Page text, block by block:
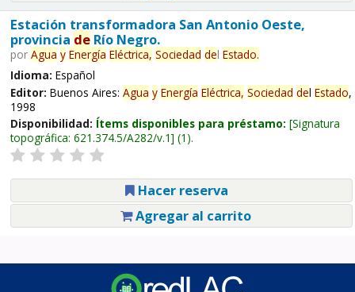
Estación transformadora San Antonio Oeste,
provincia deRío Negro.
por Agua y Energía Eléctrica, Sociedad del Estado.
Idioma: Español
Editor: Buenos Aires: Agua y Energía Eléctrica, Sociedad del Estado,
1998
Disponibilidad: Ítems disponibles para préstamo: Signatura
topográfica: 621.374.5/A282/v.1 (1).
Hacer reserva
Agregar al carrito